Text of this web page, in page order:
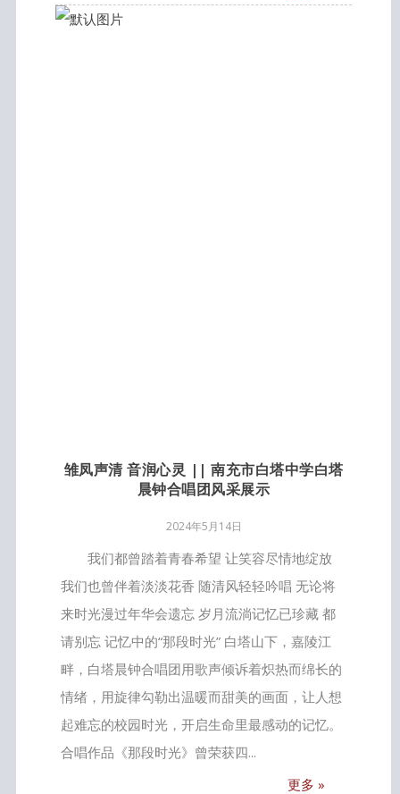
雏凤声清 音润心灵 || 南充市白塔中学白塔
晨钟合唱团风采展示
2024年5月14日
我们都曾踏着青春希望 让笑容尽情地绽放
我们也曾伴着淡淡花香 随清风轻轻吟唱 无论将
来时光漫过年华会遗忘 岁月流淌记忆已珍藏 都
请别忘 记忆中的“那段时光” 白塔山下，嘉陵江
畔，白塔晨钟合唱团用歌声倾诉着炽热而绵长的
情绪，用旋律勾勒出温暖而甜美的画面，让人想
起难忘的校园时光，开启生命里最感动的记忆。
合唱作品《那段时光》曾荣获四...
更多 »